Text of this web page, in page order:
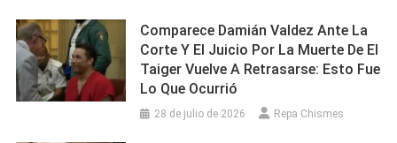
Comparece Damián Valdez Ante La
Corte Y El Juicio Por La Muerte De El
Taiger Vuelve A Retrasarse: Esto Fue
Lo Que Ocurrió
28 de julio de 2026 Repa Chismes